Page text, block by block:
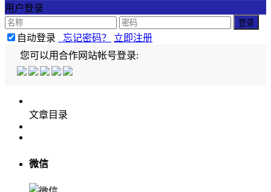
用户登录
自动登录 忘记密码？
立即注册
您可以用合作网站帐号登录:
文章目录
微信